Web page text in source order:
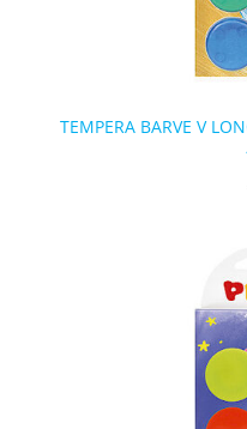
TEMPERA BARVE V